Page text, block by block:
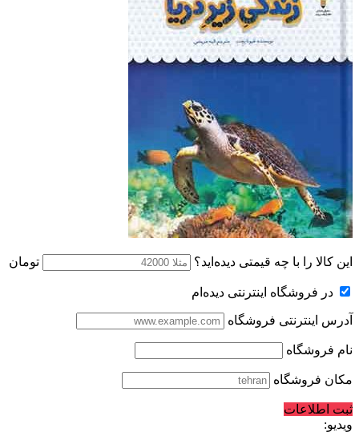
این کالا را با چه قیمتی دیده‌اید؟ تومان
در فروشگاه اینترنتی دیده‌ام
آدرس اینترنتی فروشگاه
نام فروشگاه
مکان فروشگاه
ثبت اطلاعات
ویدیو: